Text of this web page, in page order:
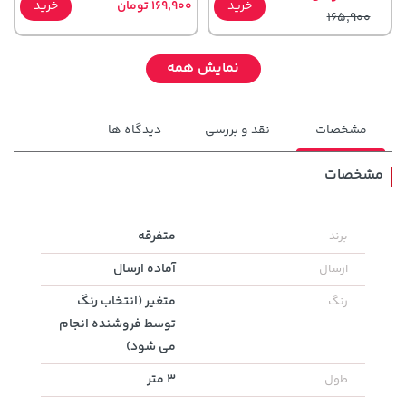
165,900
خرید 169,900 تومان خرید
145,000 تومان
607,800 تومان
659,900
نمایش همه
مشخصات نقد و بررسی دیدگاه ها
مشخصات
برند متفرقه
ارسال آماده ارسال
رنگ
متغیر (انتخاب رنگ
توسط فروشنده انجام
می شود)
طول 3 متر